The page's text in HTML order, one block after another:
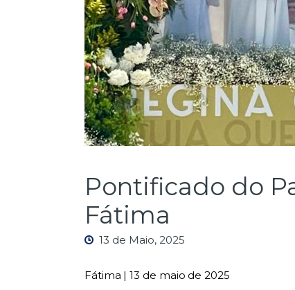
Pontificado do
Fátima
13 de Maio, 2025
Fátima | 13 de maio de 2025